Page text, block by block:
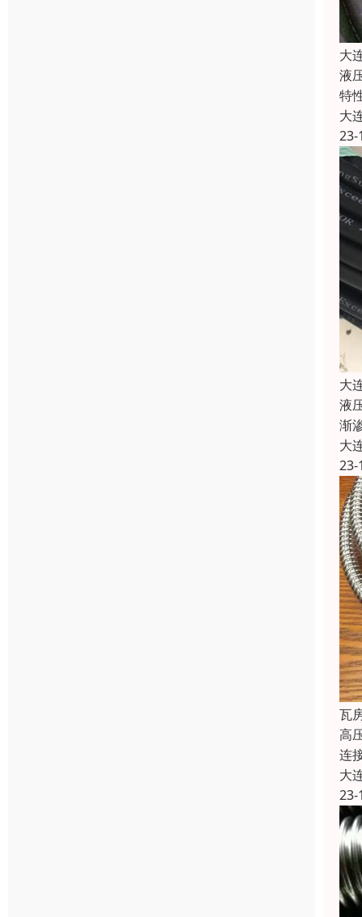
大
液
特
大
23-
大
液
渐
大
23-
瓦
高
连
大
23-